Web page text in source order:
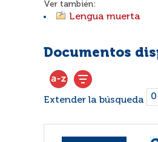
Ver también:
Lengua muerta
Documentos
Extender la búsqueda